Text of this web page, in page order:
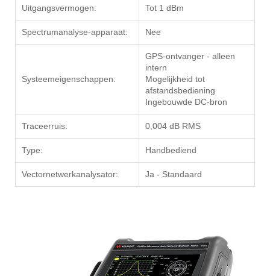
Uitgangsvermogen: Tot 1 dBm
Spectrumanalyse-apparaat: Nee
Systeemeigenschappen:
GPS-ontvanger - alleen
intern
Mogelijkheid tot
afstandsbediening
Ingebouwde DC-bron
Traceerruis: 0,004 dB RMS
Type: Handbediend
Vectornetwerkanalysator: Ja - Standaard